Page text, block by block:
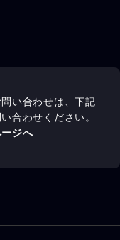
い合わせは、下記
合わせください。
ジへ